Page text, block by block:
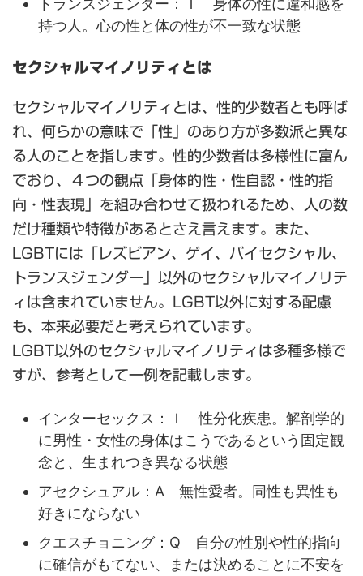
持つ人。心の性と体の性が不一致な状態
セクシャルマイノリティとは
セクシャルマイノリティとは、性的少数者とも呼ば
れ、何らかの意味で「性」のあり方が多数派と異な
る人のことを指します。性的少数者は多様性に富ん
でおり、４つの観点「身体的性・性自認・性的指
向・性表現」を組み合わせて扱われるため、人の数
だけ種類や特徴があるとさえ言えます。また、
LGBTには「レズビアン、ゲイ、バイセクシャル、
トランスジェンダー」以外のセクシャルマイノリテ
ィは含まれていません。LGBT以外に対する配慮
も、本来必要だと考えられています。
LGBT以外のセクシャルマイノリティは多種多様で
すが、参考として一例を記載します。
インターセックス：Ｉ 性分化疾患。解剖学的
に男性・女性の身体はこうであるという固定観
念と、生まれつき異なる状態
アセクシュアル：A 無性愛者。同性も異性も
好きにならない
クエスチョニング：Q 自分の性別や性的指向
に確信がもてない、または決めることに不安を